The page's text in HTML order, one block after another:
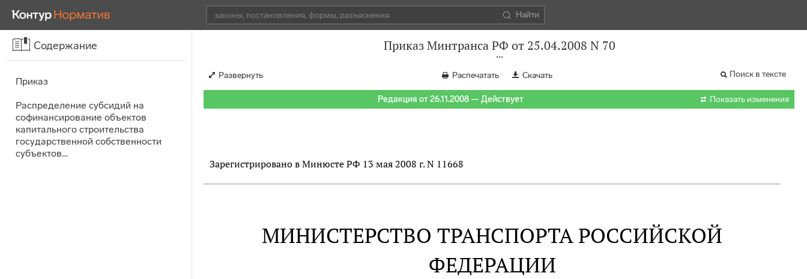
Найти
Содержание
Приказ
Распределение субсидий на
софинансирование объектов
капитального строительства
государственной собственности
субъектов…
Приказ Минтранса РФ от 25.04.2008 N 70
Развернуть Распечатать Скачать Поиск в тексте
Редакция от 26.11.2008 — Действует  Показать изменения
Зарегистрировано в Минюсте РФ 13 мая 2008 г. N 11668
МИНИСТЕРСТВО ТРАНСПОРТА РОССИЙСКОЙ
ФЕДЕРАЦИИ